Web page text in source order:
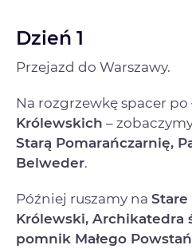
Dzień 1
Przejazd do Warszawy.
Na rozgrzewkę spacer po
Królewskich –
Starą Pomarańczarnię,
Belweder.
Później ruszamy na Stare
Królewski, Archikatedra
pomnik Małego